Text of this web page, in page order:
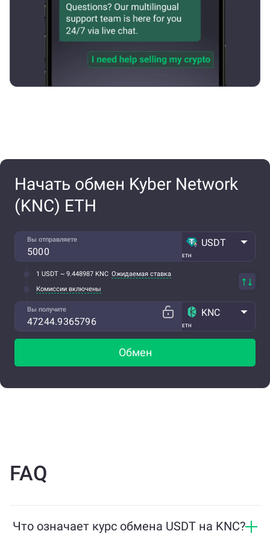
Начать обмен Kyber Network
(KNC) ETH
Вы отправляете
ETH
USDT
1 USDT ~ 9.448987 KNC Ожидаемая ставка
Комиссии включены
Вы получите
ETH
KNC
Обмен
FAQ
Что означает курс обмена USDT на KNC?